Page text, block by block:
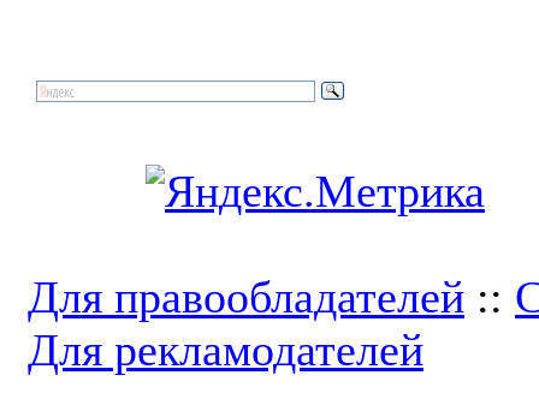
Для правообладателей ::
Для рекламодателей